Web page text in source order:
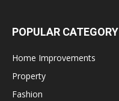
POPULAR CATEGORY
Home Improvements
Property
Fashion